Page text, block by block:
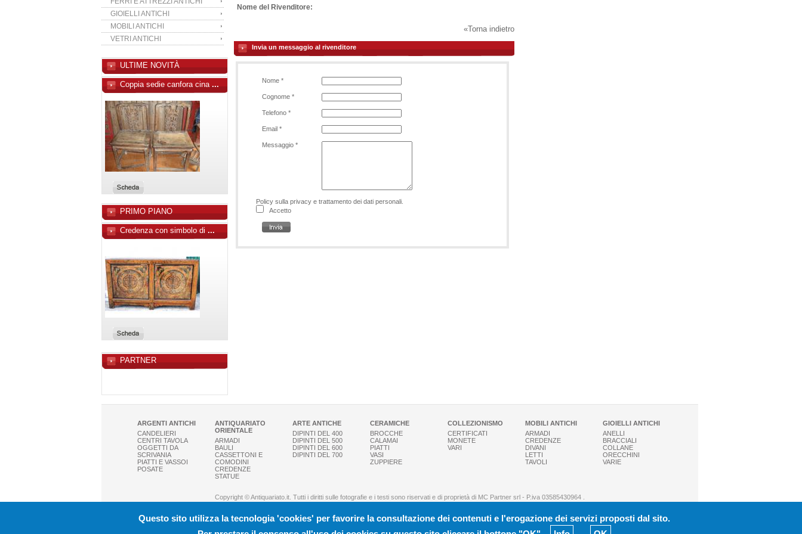
GIOIELLI ANTICHI
MOBILI ANTICHI
VETRI ANTICHI
ULTIME NOVITÀ
Coppia sedie canfora cina...
PRIMO PIANO
Credenza con simbolo di...
PARTNER
Nome del Rivenditore:
«Torna indietro
Invia un messaggio al rivenditore
Nome *
Cognome *
Telefono *
Email *
Messaggio *
Policy sulla privacy e trattamento dei dati personali.
Accetto
ARGENTI ANTICHI
CANDELIERI
CENTRI TAVOLA
OGGETTI DA
SCRIVANIA
PIATTI E VASSOI
POSATE
ANTIQUARIATO
ORIENTALE
ARMADI
BAULI
CASSETTONI E
COMODINI
CREDENZE
STATUE
ARTE ANTICHE
DIPINTI DEL 400
DIPINTI DEL 500
DIPINTI DEL 600
DIPINTI DEL 700
CERAMICHE
BROCCHE
CALAMAI
PIATTI
VASI
ZUPPIERE
COLLEZIONISMO
CERTIFICATI
MONETE
VARI
MOBILI ANTICHI
ARMADI
CREDENZE
DIVANI
LETTI
TAVOLI
GIOIELLI ANTICHI
ANELLI
BRACCIALI
COLLANE
ORECCHINI
VARIE
Copyright © Antiquariato.it. Tutti i diritti sulle fotografie e i testi sono riservati e di proprietà di MC Partner srl - P.iva 03585430964 .
Antiquariato.it è partner di
www.sposa.itil portale per gli sposi e diwww.specialistivoip.itil portale dedicato al Voip
Questo sito utilizza la tecnologia 'cookies' per favorire la consultazione dei contenuti e l'erogazione dei servizi proposti dal sito.